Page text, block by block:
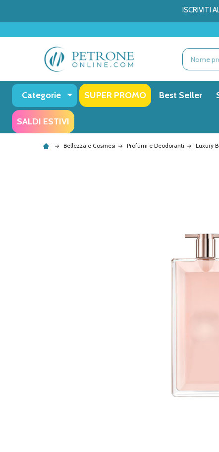
ISCRIVITI
Ricerca
Categorie SUPER PROMO Best Seller
SALDI ESTIVI
Bellezza e Cosmesi Profumi e Deodoranti Luxury